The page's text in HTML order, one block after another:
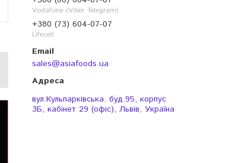
Vodafone (Viber, Telegram)
+380 (73) 604-07-07
Lifecell
sales@asiafoods.ua
вул.Кульпарківська. буд.95, корпус
3Б, кабінет 29 (офіс), Львів, Україна